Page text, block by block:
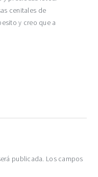
cenitales de
y creo que a
publicada. Los campos